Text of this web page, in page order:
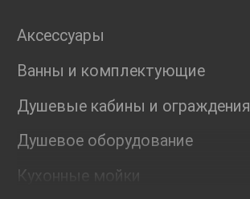
Аксессуары
Ванны и комплектующие
Душевые кабины и ограждения
Душевое оборудование
Кухонные мойки